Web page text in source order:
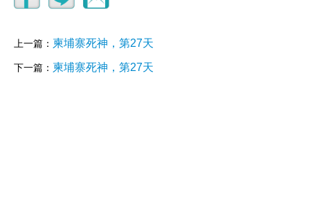
上一篇： 柬埔寨死神，第27天
下一篇： 柬埔寨死神，第27天